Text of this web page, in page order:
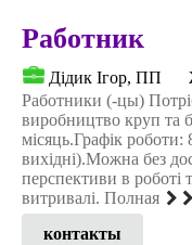
Работник
Дідик Ігор, ПП
Работники (-цы)
виробництво круп та
місяць.Графік
вихідні).Можна без
перспективи в роботі
витривалі. Полная
контакты